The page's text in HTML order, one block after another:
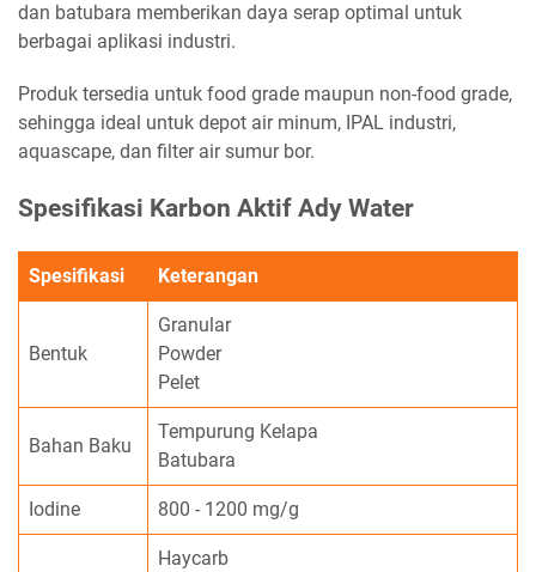
dan batubara memberikan daya serap optimal untuk
berbagai aplikasi industri.
Produk tersedia untuk food grade maupun non-food grade,
sehingga ideal untuk depot air minum, IPAL industri,
aquascape, dan filter air sumur bor.
Spesifikasi Karbon Aktif Ady Water
Spesifikasi Keterangan
Bentuk
Granular
Powder
Pelet
Bahan Baku
Tempurung Kelapa
Batubara
Iodine 800 - 1200 mg/g
Haycarb